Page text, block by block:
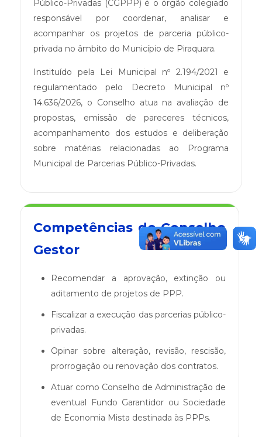
Público-Privadas (CGPPP) é o órgão colegiado
responsável por coordenar, analisar e
acompanhar os projetos de parceria público-
privada no âmbito do Município de Piraquara.
Instituído pela Lei Municipal nº 2.194/2021 e
regulamentado pelo Decreto Municipal nº
14.636/2026, o Conselho atua na avaliação de
propostas, emissão de pareceres técnicos,
acompanhamento dos estudos e deliberação
sobre matérias relacionadas ao Programa
Municipal de Parcerias Público-Privadas.
Competências do Conselho
Gestor
Recomendar a aprovação, extinção ou
aditamento de projetos de PPP.
Fiscalizar a execução das parcerias público-
privadas.
Opinar sobre alteração, revisão, rescisão,
prorrogação ou renovação dos contratos.
Atuar como Conselho de Administração de
eventual Fundo Garantidor ou Sociedade
de Economia Mista destinada às PPPs.